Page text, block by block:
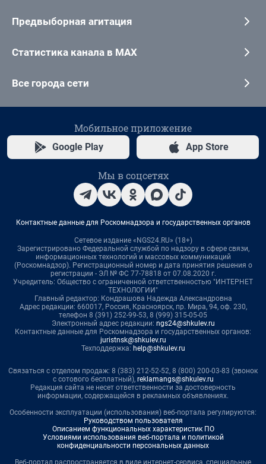
Предвыборная агитация
Статистика канала в MAX
Все города сети
Мобильное приложение
Google Play App Store
Мы в соцсетях
Контактные данные для Роскомнадзора и государственных органов
Сетевое издание «NGS24.RU» (18+)
Зарегистрировано Федеральной службой по надзору в сфере связи,
информационных технологий и массовых коммуникаций
(Роскомнадзор). Регистрационный номер и дата принятия решения о
регистрации - ЭЛ № ФС 77-78818 от 07.08.2020 г.
Учредитель: Общество с ограниченной ответственностью "ИНТЕРНЕТ
ТЕХНОЛОГИИ"
Главный редактор: Кондрашова Надежда Александровна
Адрес редакции: 660017, Россия, Красноярск, пр. Мира, 94, оф. 230,
телефон 8 (391) 252-99-53, 8 (999) 315-05-05
Электронный адрес редакции: ngs24@shkulev.ru
Контактные данные для Роскомнадзора и государственных органов:
juristnsk@shkulev.ru
Техподдержка: help@shkulev.ru
Связаться с отделом продаж: 8 (383) 212-52-52, 8 (800) 200-03-83 (звонок
с сотового бесплатный), reklamangs@shkulev.ru
Редакция сайта не несет ответственности за достоверность
информации, содержащейся в рекламных объявлениях.
Особенности эксплуатации (использования) веб-портала регулируются:
Руководством пользователя
Описанием функциональных характеристик ПО
Условиями использования веб-портала и политикой
конфиденциальности персональных данных